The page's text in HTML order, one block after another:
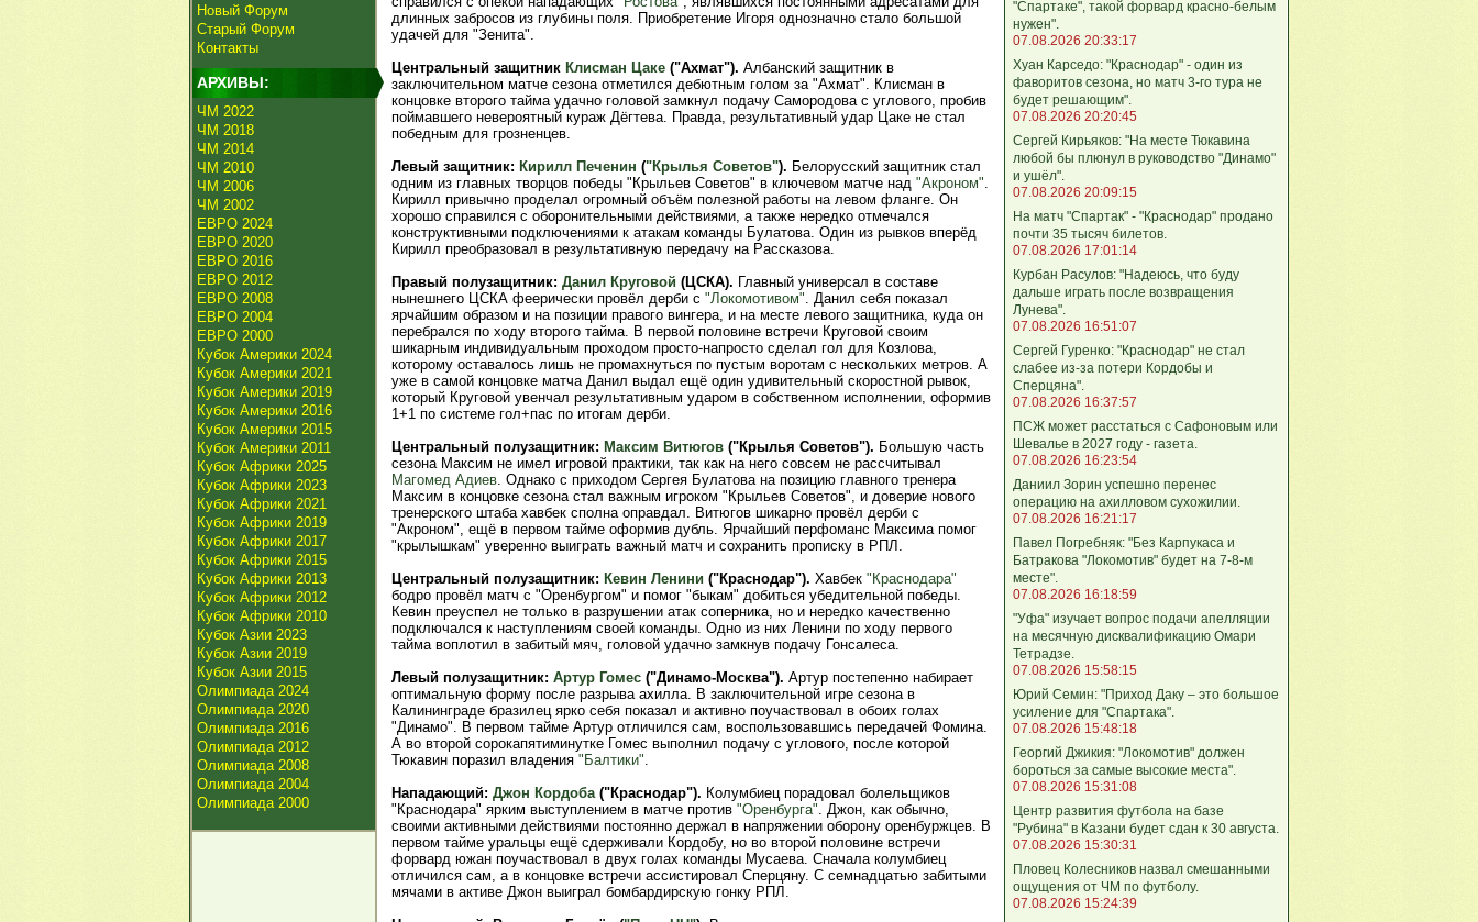
Новый Форум
Старый Форум
Контакты
АРХИВЫ:
ЧМ 2022
ЧМ 2018
ЧМ 2014
ЧМ 2010
ЧМ 2006
ЧМ 2002
ЕВРО 2024
ЕВРО 2020
ЕВРО 2016
ЕВРО 2012
ЕВРО 2008
ЕВРО 2004
ЕВРО 2000
Кубок Америки 2024
Кубок Америки 2021
Кубок Америки 2019
Кубок Америки 2016
Кубок Америки 2015
Кубок Америки 2011
Кубок Африки 2025
Кубок Африки 2023
Кубок Африки 2021
Кубок Африки 2019
Кубок Африки 2017
Кубок Африки 2015
Кубок Африки 2013
Кубок Африки 2012
Кубок Африки 2010
Кубок Азии 2023
Кубок Азии 2019
Кубок Азии 2015
Олимпиада 2024
Олимпиада 2020
Олимпиада 2016
Олимпиада 2012
Олимпиада 2008
Олимпиада 2004
Олимпиада 2000
длинных забросов из глубины поля. Приобретение Игоря однозначно стало большой
удачей для "Зенита".
Центральный защитник Клисман Цаке("Ахмат"). Албанский защитник в
заключительном матче сезона отметился дебютным голом за "Ахмат". Клисман в
концовке второго тайма удачно головой замкнул подачу Самородова с углового, пробив
поймавшего невероятный кураж Дёгтева. Правда, результативный удар Цаке не стал
победным для грозненцев.
Левый защитник: Кирилл Печенин ("Крылья Советов"). Белорусский защитник стал
одним из главных творцов победы "Крыльев Советов" в ключевом матче над "Акроном".
Кирилл привычно проделал огромный объём полезной работы на левом фланге. Он
хорошо справился с оборонительными действиями, а также нередко отмечался
конструктивными подключениями к атакам команды Булатова. Один из рывков вперёд
Кирилл преобразовал в результативную передачу на Рассказова.
Правый полузащитник: Данил Круговой (ЦСКА). Главный универсал в составе
нынешнего ЦСКА феерически провёл дерби с "Локомотивом". Данил себя показал
ярчайшим образом и на позиции правого вингера, и на месте левого защитника, куда он
перебрался по ходу второго тайма. В первой половине встречи Круговой своим
шикарным индивидуальным проходом просто-напросто сделал гол для Козлова,
которому оставалось лишь не промахнуться по пустым воротам с нескольких метров. А
уже в самой концовке матча Данил выдал ещё один удивительный скоростной рывок,
который Круговой увенчал результативным ударом в собственном исполнении, оформив
1+1 по системе гол+пас по итогам дерби.
Центральный полузащитник: Максим Витюгов("Крылья Советов"). Большую часть
сезона Максим не имел игровой практики, так как на него совсем не рассчитывал
Магомед Адиев. Однако с приходом Сергея Булатова на позицию главного тренера
Максим в концовке сезона стал важным игроком "Крыльев Советов", и доверие нового
тренерского штаба хавбек сполна оправдал. Витюгов шикарно провёл дерби с
"Акроном", ещё в первом тайме оформив дубль. Ярчайший перфоманс Максима помог
"крылышкам" уверенно выиграть важный матч и сохранить прописку в РПЛ.
Центральный полузащитник: Кевин Ленини ("Краснодар"). Хавбек "Краснодара"
бодро провёл матч с "Оренбургом" и помог "быкам" добиться убедительной победы.
Кевин преуспел не только в разрушении атак соперника, но и нередко качественно
подключался к наступлениям своей команды. Одно из них Ленини по ходу первого
тайма воплотил в забитый мяч, головой удачно замкнув подачу Гонсалеса.
Левый полузащитник: Артур Гомес("Динамо-Москва"). Артур постепенно набирает
оптимальную форму после разрыва ахилла. В заключительной игре сезона в
Калининграде бразилец ярко себя показал и активно поучаствовал в обоих голах
"Динамо". В первом тайме Артур отличился сам, воспользовавшись передачей Фомина.
А во второй сорокапятиминутке Гомес выполнил подачу с углового, после которой
Тюкавин поразил владения "Балтики".
Нападающий: Джон Кордоба("Краснодар"). Колумбиец порадовал болельщиков
"Краснодара" ярким выступлением в матче против "Оренбурга". Джон, как обычно,
своими активными действиями постоянно держал в напряжении оборону оренбуржцев. В
первом тайме уральцы ещё сдерживали Кордобу, но во второй половине встречи
форвард южан поучаствовал в двух голах команды Мусаева. Сначала колумбиец
отличился сам, а в концовке встречи ассистировал Сперцяну. С семнадцатью забитыми
мячами в активе Джон выиграл бомбардирскую гонку РПЛ.
"Спартаке", такой форвард красно-белым
нужен".
07.08.2026 20:33:17
Хуан Карседо: "Краснодар" - один из
фаворитов сезона, но матч 3-го тура не
будет решающим".
07.08.2026 20:20:45
Сергей Кирьяков: "На месте Тюкавина
любой бы плюнул в руководство "Динамо"
и ушёл".
07.08.2026 20:09:15
На матч "Спартак" - "Краснодар" продано
почти 35 тысяч билетов.
07.08.2026 17:01:14
Курбан Расулов: "Надеюсь, что буду
дальше играть после возвращения
Лунева".
07.08.2026 16:51:07
Сергей Гуренко: "Краснодар" не стал
слабее из-за потери Кордобы и
Сперцяна".
07.08.2026 16:37:57
ПСЖ может расстаться с Сафоновым или
Шевалье в 2027 году - газета.
07.08.2026 16:23:54
Даниил Зорин успешно перенес
операцию на ахилловом сухожилии.
07.08.2026 16:21:17
Павел Погребняк: "Без Карпукаса и
Батракова "Локомотив" будет на 7-8-м
месте".
07.08.2026 16:18:59
"Уфа" изучает вопрос подачи апелляции
на месячную дисквалификацию Омари
Тетрадзе.
07.08.2026 15:58:15
Юрий Семин: "Приход Даку – это большое
усиление для "Спартака".
07.08.2026 15:48:18
Георгий Джикия: "Локомотив" должен
бороться за самые высокие места".
07.08.2026 15:31:08
Центр развития футбола на базе
"Рубина" в Казани будет сдан к 30 августа.
07.08.2026 15:30:31
Пловец Колесников назвал смешанными
ощущения от ЧМ по футболу.
07.08.2026 15:24:39